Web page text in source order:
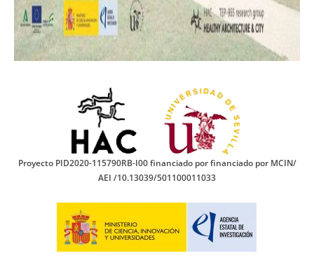
Proyecto PID2020-115790RB-I00 financiado por financiado por MCIN/
AEI /10.13039/501100011033